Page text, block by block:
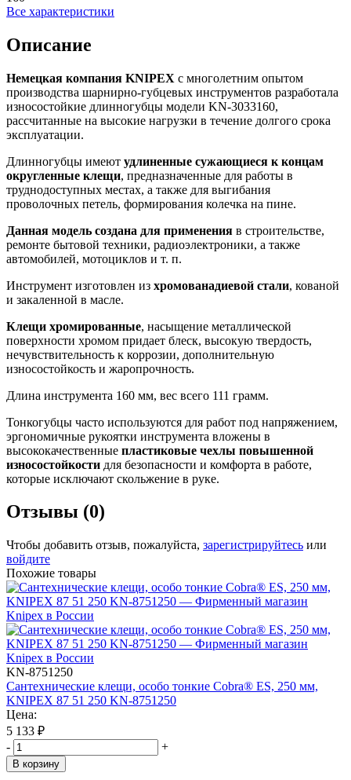
Все характеристики
Описание
Немецкая компания KNIPEX с многолетним опытом
производства шарнирно-губцевых инструментов разработала
износостойкие длинногубцы модели KN-3033160,
рассчитанные на высокие нагрузки в течение долгого срока
эксплуатации.
Длинногубцы имеют удлиненные сужающиеся к концам
округленные клещи, предназначенные для работы в
труднодоступных местах, а также для выгибания
проволочных петель, формирования колечка на пине.
Данная модель создана для применения в строительстве,
ремонте бытовой техники, радиоэлектроники, а также
автомобилей, мотоциклов и т. п.
Инструмент изготовлен из хромованадиевой стали, кованой
и закаленной в масле.
Клещи хромированные, насыщение металлической
поверхности хромом придает блеск, высокую твердость,
нечувствительность к коррозии, дополнительную
износостойкость и жаропрочность.
Длина инструмента 160 мм, вес всего 111 грамм.
Тонкогубцы часто используются для работ под напряжением,
эргономичные рукоятки инструмента вложены в
высококачественные пластиковые чехлы повышенной
износостойкости для безопасности и комфорта в работе,
которые исключают скольжение в руке.
Отзывы (0)
Чтобы добавить отзыв, пожалуйста, зарегистрируйтесь или
войдите
Похожие товары
KN-8751250
Сантехнические клещи, особо тонкие Cobra® ES, 250 мм,
KNIPEX 87 51 250 KN-8751250
Цена:
5 133 ₽
-
+
В корзину